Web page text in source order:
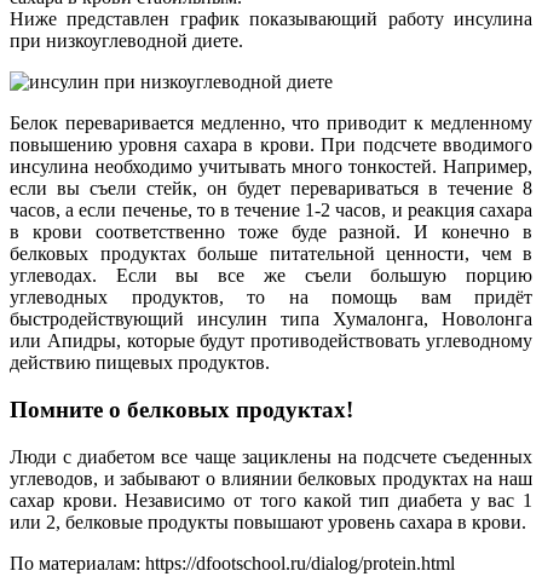
Ниже представлен график показывающий работу инсулина
при низкоуглеводной диете.
Белок переваривается медленно, что приводит к медленному
повышению уровня сахара в крови. При подсчете вводимого
инсулина необходимо учитывать много тонкостей. Например,
если вы съели стейк, он будет перевариваться в течение 8
часов, а если печенье, то в течение 1-2 часов, и реакция сахара
в крови соответственно тоже буде разной. И конечно в
белковых продуктах больше питательной ценности, чем в
углеводах. Если вы все же съели большую порцию
углеводных продуктов, то на помощь вам придёт
быстродействующий инсулин типа Хумалонга, Новолонга
или Апидры, которые будут противодействовать углеводному
действию пищевых продуктов.
Помните о белковых продуктах!
Люди с диабетом все чаще зациклены на подсчете съеденных
углеводов, и забывают о влиянии белковых продуктах на наш
сахар крови. Независимо от того какой тип диабета у вас 1
или 2, белковые продукты повышают уровень сахара в крови.
По материалам: https://dfootschool.ru/dialog/protein.html